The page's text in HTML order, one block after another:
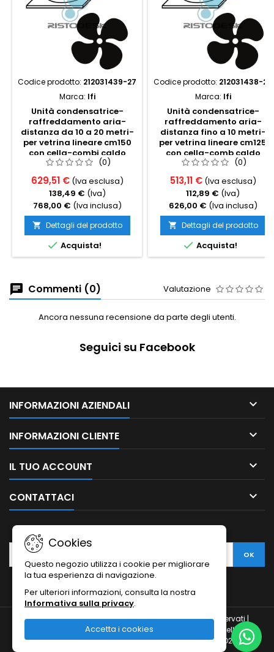
Codice prodotto: 212031439-27
Marca: Ifi
Unità condensatrice-
raffreddamento aria-
distanza da 10 a 20 metri-
per vetrina lineare cm150
con cella-combi caldo
freddo statico
(0)
629,51 € (Iva esclusa)
138,49 € (Iva)
768,00 € (Iva inclusa)
 Dettagli del prodotto
 Acquista!
Codice prodotto: 212031438-26
Marca: Ifi
Unità condensatrice-
raffreddamento aria-
distanza fino a 10 metri-
per vetrina lineare cm125
con cella-comb caldo
freddo statico
(0)
513,11 € (Iva esclusa)
112,89 € (Iva)
626,00 € (Iva inclusa)
 Dettagli del prodotto
 Acquista!
Commenti (0) Valutazione
Ancora nessuna recensione da parte degli utenti.
Seguici su Facebook
INFORMAZIONI AZIENDALI 
INFORMAZIONI CLIENTE 
IL TUO ACCOUNT 
CONTATTACI 
Cookies
Questo negozio utilizza i cookie per migliorare
la tua esperienza di navigazione.
Per ulteriori informazioni, consulta la nostra
Informativa sulla privacy.
Accetta i cookies
NEWSLETTER
© Copyright 2010-2026 Ristodesk : tutti i diritti sono riservati |
Ristodesk di Pasquale Di Carluccio | via Francesco Spinelli, 104 |
84088- Siano (SA) | P.IVA 04793260656 e C.F. DCRPQL78D21I720H |